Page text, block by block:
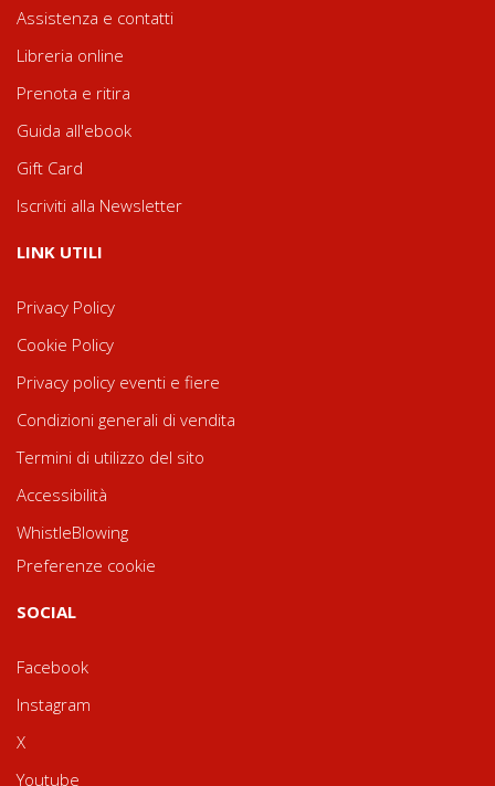
Assistenza e contatti
Libreria online
Prenota e ritira
Guida all'ebook
Gift Card
Iscriviti alla Newsletter
LINK UTILI
Privacy Policy
Cookie Policy
Privacy policy eventi e fiere
Condizioni generali di vendita
Termini di utilizzo del sito
Accessibilità
WhistleBlowing
Preferenze cookie
SOCIAL
Facebook
Instagram
X
Youtube